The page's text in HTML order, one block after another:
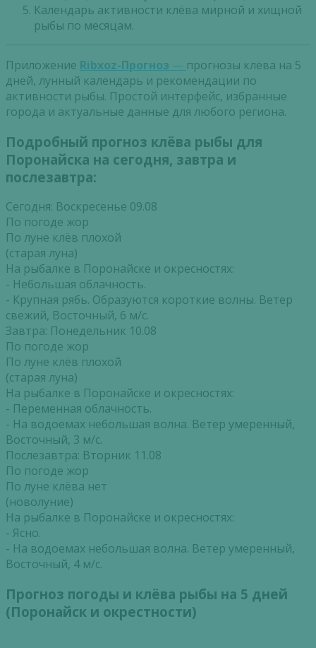
Календарь активности клёва мирной и хищной
рыбы по месяцам.
Приложение Ribxoz-Прогноз — прогнозы клёва на 5
дней, лунный календарь и рекомендации по
активности рыбы. Простой интерфейс, избранные
города и актуальные данные для любого региона.
Подробный прогноз клёва рыбы для
Поронайска на сегодня, завтра и
послезавтра:
Сегодня: Воскресенье 09.08
По погоде жор
По луне клёв плохой
(старая луна)
На рыбалке в Поронайске и окресностях:
- Небольшая облачность.
- Крупная рябь. Образуются короткие волны. Ветер
свежий, Восточный, 6 м/с.
Завтра: Понедельник 10.08
По погоде жор
По луне клёв плохой
(старая луна)
На рыбалке в Поронайске и окресностях:
- Переменная облачность.
- На водоемах небольшая волна. Ветер умеренный,
Восточный, 3 м/с.
Послезавтра: Вторник 11.08
По погоде жор
По луне клёва нет
(новолуние)
На рыбалке в Поронайске и окресностях:
- Ясно.
- На водоемах небольшая волна. Ветер умеренный,
Восточный, 4 м/с.
Прогноз погоды и клёва рыбы на 5 дней
(Поронайск и окрестности)